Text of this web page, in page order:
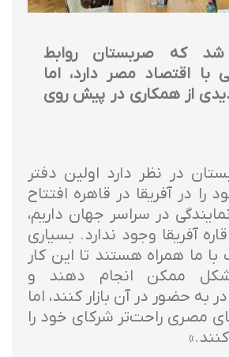
شد که صربستان روابط
با اقتصاد مصر دارد، اما
از همکاری در پیش روی
در نظر دارد اولین دفتر
را در آفریقا در قاهره افتتاح
در سراسر جهان داریم،
آفریقا وجود ندارد. بسیاری
ما همراه هستند تا این کار
ممکن انجام دهند و
به حضور در آن بازار کنند، اما
مصری راحت‌تر شرکای خود را